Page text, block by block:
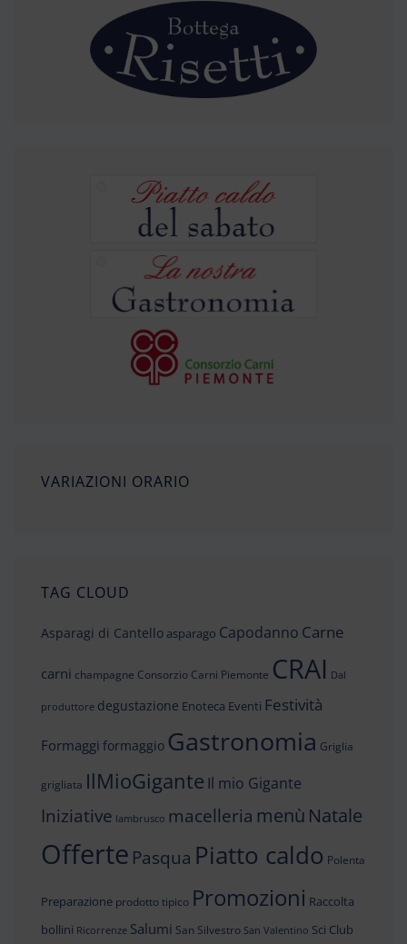
VARIAZIONI ORARIO
TAG CLOUD
Asparagi di Cantello asparago Capodanno Carne
carni champagne Consorzio Carni Piemonte CRAI Dal
produttore degustazione Enoteca Eventi Festività
Formaggi formaggio Gastronomia Griglia
grigliata IlMioGigante Il mio Gigante
Iniziative lambrusco macelleria menù Natale
Offerte Pasqua Piatto caldo Polenta
Preparazione prodotto tipico Promozioni Raccolta
bollini Ricorrenze Salumi San Silvestro San Valentino Sci Club